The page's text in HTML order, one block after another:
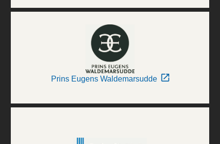
Prins Eugens Waldemarsudde